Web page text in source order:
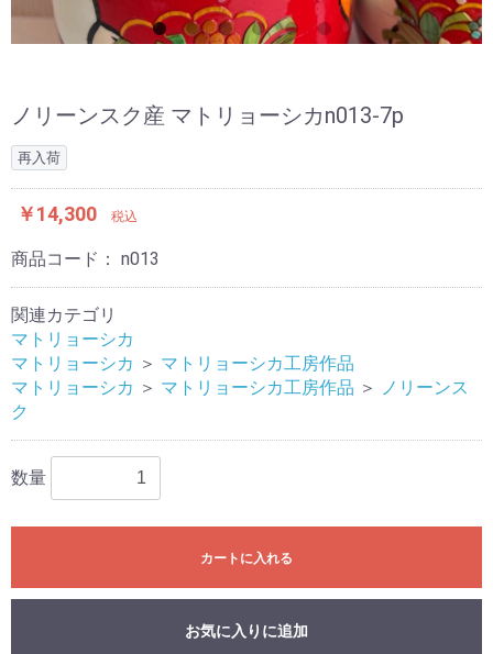
ノリーンスク産 マトリョーシカn013-7p
再入荷
￥14,300 税込
商品コード： n013
関連カテゴリ
マトリョーシカ
マトリョーシカ ＞ マトリョーシカ工房作品
マトリョーシカ ＞ マトリョーシカ工房作品 ＞ ノリーンス
ク
数量
カートに入れる
お気に入りに追加